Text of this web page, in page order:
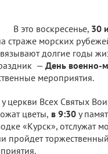
В это воскресенье, 30
страже морских
долгие годы
— День военно-
мероприятия.
церкви Всех Святых
цветы, в 9:30 у
«Курск», отслужат
пройдет